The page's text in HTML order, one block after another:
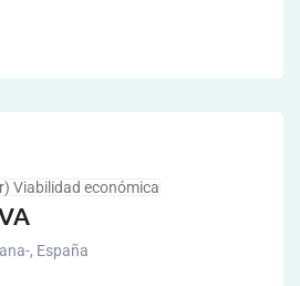
Viabilidad económica
, España